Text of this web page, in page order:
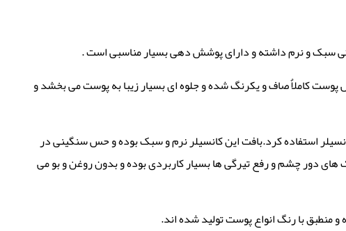
سبک و نرم داشته و دارای پوشش دهی بسیار مناسبی است .
کاملاٌ صاف و یکرنگ شده و جلوه ای بسیار زیبا به پوست می بخشد و
این کانسیلر استفاده کرد.بافت این کانسیلر نرم و سبک بوده و حس سنگینی در
دور چشم و رفع تیرگی ها بسیار کاربردی بوده و بدون روغن و بو می